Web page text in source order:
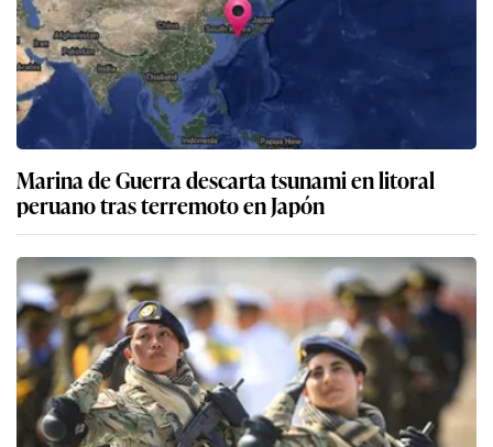
Marina de Guerra descarta tsunami en litoral
peruano tras terremoto en Japón